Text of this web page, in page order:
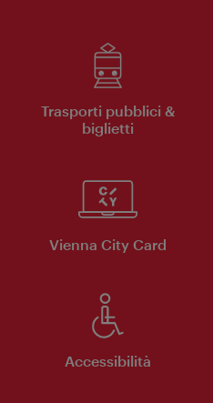
Trasporti pubblici &
biglietti
Vienna City Card
Accessibilità